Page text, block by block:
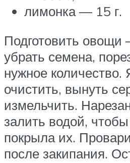
лимонка — 15 г.
Подготовить овощи
убрать семена,
нужное количество.
очистить, вынуть
измельчить.
залить водой,
покрыла их.
после закипания.